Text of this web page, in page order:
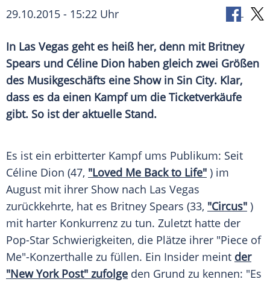
29.10.2015 - 15:22 Uhr
In Las Vegas geht es heiß her, denn mit Britney
Spears und Céline Dion haben gleich zwei Größen
des Musikgeschäfts eine Show in Sin City. Klar,
dass es da einen Kampf um die Ticketverkäufe
gibt. So ist der aktuelle Stand.
Es ist ein erbitterter Kampfums Publikum: Seit
Céline Dion (47, "Loved Me Back to Life" ) im
August mit ihrer Show nach Las Vegas
zurückkehrte, hat es Britney Spears (33, "Circus" )
mit harter Konkurrenz zu tun. Zuletzt hatte der
Pop-Star Schwierigkeiten, die Plätze ihrer "Piece of
Me"-Konzerthalle zu füllen. Ein Insider meint der
"New York Post" zufolge den Grund zu kennen: "Es